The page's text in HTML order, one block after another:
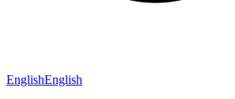
EnglishEnglish